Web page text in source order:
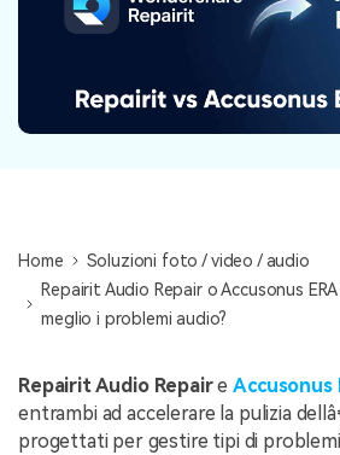
NovitÃ
Home
Soluzioni foto / video / audio
Repairit Audio Repair o Accusonus
meglio i problemi audio?
Repairit Audio RepaireAccusonus
entrambi ad accelerare la pulizia
progettati per gestire tipi di